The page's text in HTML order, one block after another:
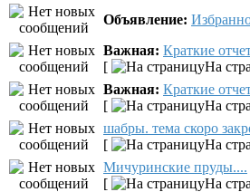
Объявление:
Важная: Краткие
[
На
Важная: Краткие
[
На
шабры. тема скоро
[
На
Мичуринские пруды....
[
На